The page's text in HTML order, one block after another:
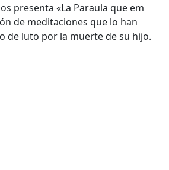
presenta «La Paraula que em
de meditaciones que lo han
de luto por la muerte de su hijo.